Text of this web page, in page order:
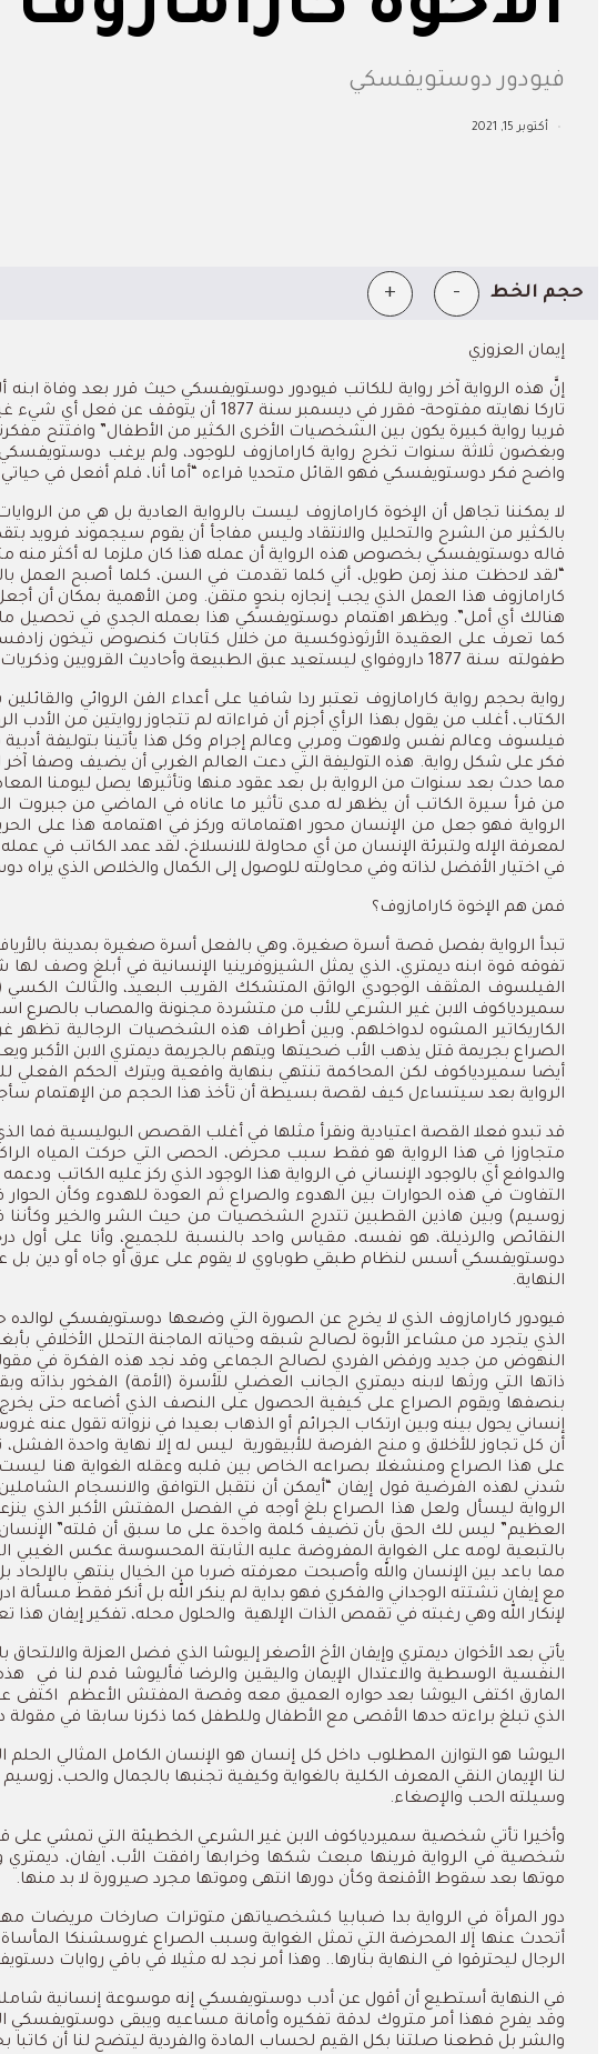
فيودور دوستويفسكي
أكتوبر 15, 2021
حجم الخط -
+
إيمان العزوزي
إنَّ هذه الرواية آخر رواية للكاتب فيودور دوستويفسكي حيث قرر بعد وفاة
قريبا رواية كبيرة يكون بين الشخصيات الأخرى الكثير من الأطفال” وافتتح
وبغضون ثلاثة سنوات تخرج رواية كارامازوف للوجود، ولم يرغب
واضح فكر دوستويفسكي فهو القائل متحديا قراءه “أما أنا، فلم أفعل في
لا يمكننا تجاهل أن الإخوة كارامازوف ليست بالرواية العادية بل هي من
بالكثير من الشرح والتحليل والانتقاد وليس مفاجأ أن يقوم سيجموند
قاله دوستويفسكي بخصوص هذه الرواية أن عمله هذا كان ملزما له أكثر منه
“لقد لاحظت منذ زمن طويل، أني كلما تقدمت في السن، كلما أصبح العمل
كارامازوف هذا العمل الذي يجب إنجازه بنحوٍ متقن. ومن الأهمية بمكان أن
هنالك أي أمل”. ويظهر اهتمام دوستويفسكي هذا بعمله الجدي في تحصيل
كما تعرف على العقيدة الأرثوذوكسية من خلال كتابات كنصوص تيخون
طفولته
سنة 1877 داروفواي ليستعيد عبق الطبيعة وأحاديث القرويين وذكريات الطفولة فظهر كل هذا التأثير جليا في روايته هذه.
رواية بحجم رواية كارامازوف تعتبر ردا شافيا على أعداء الفن الروائي
الكتاب، أغلب من يقول بهذا الرأي أجزم أن قراءاته لم تتجاوز روايتين
فيلسوف وعالم نفس ولاهوت ومربي وعالم إجرام وكل هذا يأتينا بتوليفة
فكر على شكل رواية. هذه التوليفة التي دعت العالم الغربي أن يضيف وصفا
مما حدث بعد سنوات من الرواية بل بعد عقود منها وتأثيرها يصل ليومنا
من قرأ سيرة الكاتب أن يظهر له مدى تأثير ما عاناه في الماضي من
الرواية فهو جعل من الإنسان محور اهتماماته وركز في اهتمامه هذا على
لمعرفة الإله ولتبرئة الإنسان من أي محاولة للانسلاخ، لقد عمد الكاتب في
في اختيار الأفضل لذاته وفي محاولته للوصول إلى الكمال والخلاص الذي
فمن هم الإخوة كارامازوف؟
تبدأ الرواية بفصل قصة أسرة صغيرة، وهي بالفعل أسرة صغيرة بمدينة
تفوقه قوة ابنه ديمتري، الذي يمثل الشيزوفرينيا الإنسانية في أبلغ وصف
الفيلسوف المثقف الوجودي الواثق المتشكك القريب البعيد، والثالث الكسي
سميردياكوف الابن غير الشرعي للأب من متشردة مجنونة والمصاب بالصرع
الكاريكاتير المشوه لدواخلهم، وبين أطراف هذه الشخصيات الرجالية تظهر
الصراع بجريمة قتل يذهب الأب ضحيتها ويتهم بالجريمة ديمتري الابن الأكبر
أيضا سميردياكوف لكن المحاكمة تنتهي بنهاية واقعية ويترك الحكم الفعلي
الرواية بعد سيتساءل كيف لقصة بسيطة أن تأخذ هذا الحجم من الإهتمام
قد تبدو فعلا القصة اعتيادية ونقرأ مثلها في أغلب القصص البوليسية فما
متجاوزا في هذا الرواية هو فقط سبب محرض، الحصى التي حركت المياه
والدوافع أي بالوجود الإنساني في الرواية هذا الوجود الذي ركز عليه الكاتب
التفاوت في هذه الحوارات بين الهدوء والصراع ثم العودة للهدوء وكأن
زوسيم) وبين هاذين القطبين تتدرج الشخصيات من حيث الشر والخير
النقائص والرذيلة، هو نفسه، مقياس واحد بالنسبة للجميع، وأنا على أول
دوستويفسكي أسس لنظام طبقي طوباوي لا يقوم على عرق أو جاه أو دين بل
النهاية.
فيودور كارامازوف الذي لا يخرج عن الصورة التي وضعها دوستويفسكي
الذي يتجرد من مشاعر الأبوة لصالح شبقه وحياته الماجنة التحلل
النهوض من جديد ورفض الفردي لصالح الجماعي وقد نجد هذه الفكرة في مقولة
ذاتها التي ورثها لابنه ديمتري الجانب العضلي للأسرة (الأمة) الفخور
بنصفها ويقوم الصراع على كيفية الحصول على النصف الذي أضاعه حتى يخرج
إنساني يحول بينه وبين ارتكاب الجرائم أو الذهاب بعيدا في نزواته تقول
أن كل تجاوز للأخلاق و منح الفرصة للأبيقورية
ليس له إلا نهاية واحدة الفشل،
على هذا الصراع ومنشغلا بصراعه الخاص بين قلبه وعقله الغواية هنا ليست
شدني لهذه الفرضية قول إيفان “أيمكن أن نتقبل التوافق والانسجام
الرواية ليسأل ولعل هذا الصراع بلغ أوجه في الفصل المفتش الأكبر الذي
العظيم” ليس لك الحق بأن تضيف كلمة واحدة على ما سبق أن قلته” الإنسان
بالتبعية لومه على الغواية المفروضة عليه الثابتة المحسوسة عكس الغيبي
مما باعد بين الإنسان والله وأصبحت معرفته ضربا من الخيال ينتهي
مع إيفان تشتته الوجداني والفكري فهو بداية لم ينكر الله بل أنكر فقط
لإنكار الله وهي رغبته في تقمص الذات الإلهية
والحلول محله، تفكير إيفان
يأتي بعد الأخوان ديمتري وإيفان الأخ الأصغر إليوشا الذي فضل العزلة
النفسية الوسطية والاعتدال الإيمان واليقين والرضا فأليوشا قدم لنا في
المارق اكتفى اليوشا بعد حواره العميق معه وقصة المفتش الأعظم
اكتفى
الذي تبلغ براءته حدها الأقصى مع الأطفال وللطفل كما ذكرنا سابقا في
اليوشا هو التوازن المطلوب داخل كل إنسان هو الإنسان الكامل المثالي
لنا الإيمان النقي المعرف الكلية بالغواية وكيفية تجنبها بالجمال والحب،
وسيلته الحب والإصغاء.
وأخيرا تأتي شخصية سميردياكوف الابن غير الشرعي الخطيئة التي تمشي على
شخصية في الرواية قرينها مبعث شكها وخرابها رافقت الأب، ايفان،
موتها بعد سقوط الأقنعة وكأن دورها انتهى وموتها مجرد صيرورة لا بد منها.
دور المرأة في الرواية بدا ضبابيا كشخصياتهن متوترات صارخات مريضات
أتحدث عنها إلا المحرضة التي تمثل الغواية وسبب الصراع غروسشنكا المأساة
الرجال ليحترقوا في النهاية بنارها.. وهذا أمر نجد له مثيلا في باقي روايات
في النهاية أستطيع أن أقول عن أدب دوستويفسكي إنه موسوعة إنسانية
وقد يفرح فهذا أمر متروك لدقة تفكيره وأمانة مساعيه ويبقى دوستويفسكي
والشر بل قطعنا صلتنا بكل القيم لحساب المادة والفردية ليتضح لنا أن